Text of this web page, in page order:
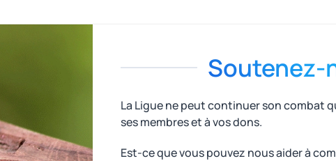
Soutenez-
La Ligue ne peut continuer son combat
ses membres et à vos dons.
Est-ce que vous pouvez nous aider à